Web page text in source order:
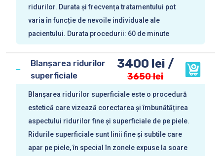
ridurilor. Durata și frecvența tratamentului pot
varia în funcție de nevoile individuale ale
pacientului. Durata procedurii: 60 de minute
Blanșarea ridurilor
superficiale
3400 lei /
3650 lei
Blanșarea ridurilor superficiale este o procedură
estetică care vizează corectarea și îmbunătățirea
aspectului ridurilor fine și superficiale de pe piele.
Ridurile superficiale sunt linii fine și subtile care
apar pe piele, în special în zonele expuse la soare